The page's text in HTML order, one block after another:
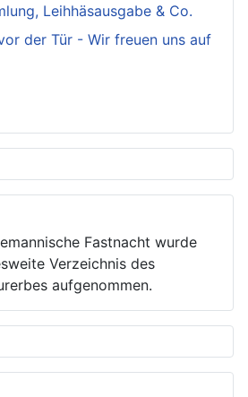
Leihhäsausgabe & Co.
der Tür - Wir freuen uns auf
Fastnacht wurde
Verzeichnis des
aufgenommen.